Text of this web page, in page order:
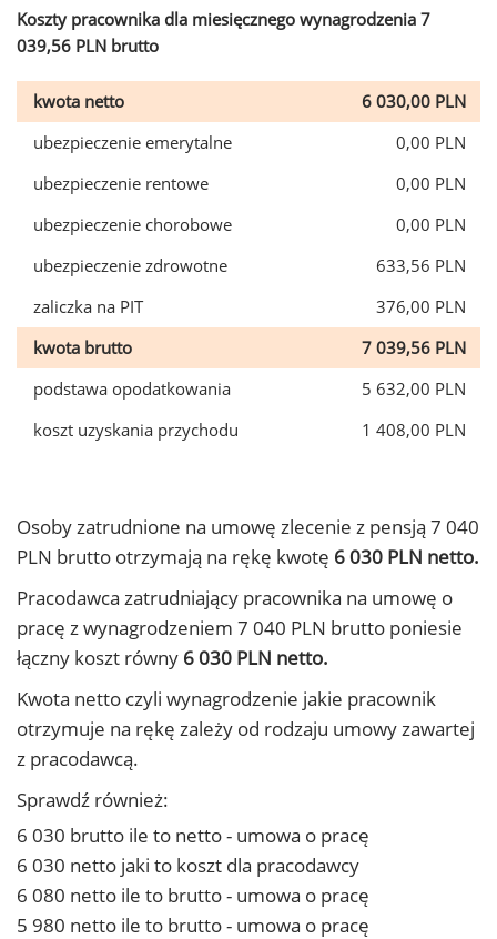
Koszty pracownika dla miesięcznego wynagrodzenia 7
039,56 PLN brutto
kwota netto
6 030,00 PLN
ubezpieczenie emerytalne
0,00 PLN
ubezpieczenie rentowe
0,00 PLN
ubezpieczenie chorobowe
0,00 PLN
ubezpieczenie zdrowotne
633,56 PLN
zaliczka na PIT
376,00 PLN
kwota brutto
7 039,56 PLN
podstawa opodatkowania
5 632,00 PLN
koszt uzyskania przychodu
1 408,00 PLN
Osoby zatrudnione na umowę zlecenie z pensją 7 040
PLN brutto otrzymają na rękę kwotę 6 030 PLN netto.
Pracodawca zatrudniający pracownika na umowę o
pracę z wynagrodzeniem 7 040 PLN brutto poniesie
łączny koszt równy 6 030 PLN netto.
Kwota netto czyli wynagrodzenie jakie pracownik
otrzymuje na rękę zależy od rodzaju umowy zawartej
z pracodawcą.
Sprawdź również:
6 030 brutto ile to netto - umowa o pracę
6 030 netto jaki to koszt dla pracodawcy
6 080 netto ile to brutto - umowa o pracę
5 980 netto ile to brutto - umowa o pracę